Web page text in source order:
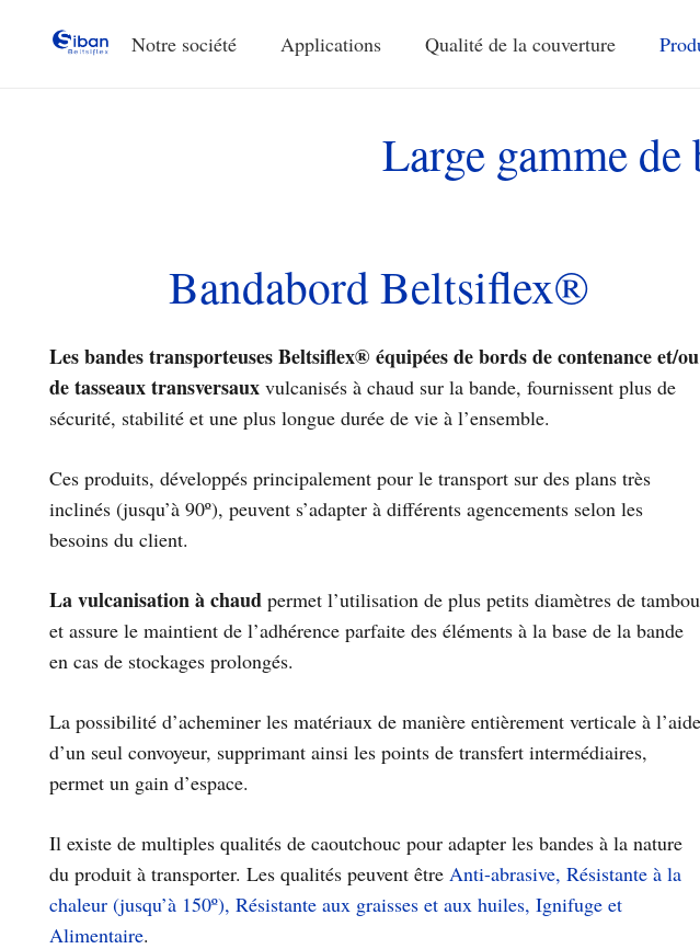
Notre société Applications Qualité de la couverture
Large gamme de
Bandabord Beltsiflex®
Les bandes transporteuses Beltsiflex® équipées de bords de contenance et/ou
de tasseaux transversaux vulcanisés à chaud sur la bande, fournissent plus de
sécurité, stabilité et une plus longue durée de vie à l’ensemble.
Ces produits, développés principalement pour le transport sur des plans très
inclinés (jusqu’à 90º), peuvent s’adapter à différents agencements selon les
besoins du client.
La vulcanisation à chaud permet l’utilisation de plus petits diamètres de
et assure le maintient de l’adhérence parfaite des éléments à la base de la bande
en cas de stockages prolongés.
La possibilité d’acheminer les matériaux de manière entièrement verticale à l’aide
d’un seul convoyeur, supprimant ainsi les points de transfert intermédiaires,
permet un gain d’espace.
Il existe de multiples qualités de caoutchouc pour adapter les bandes à la nature
du produit à transporter. Les qualités peuvent être Anti-abrasive, Résistante à la
chaleur (jusqu’à 150º), Résistante aux graisses et aux huiles, Ignifuge et
Alimentaire.